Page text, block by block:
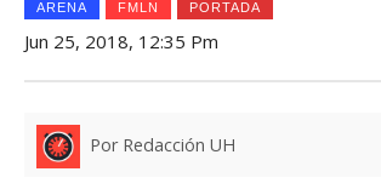
ARENA FMLN PORTADA
Jun 25, 2018, 12:35 Pm
Por Redacción UH